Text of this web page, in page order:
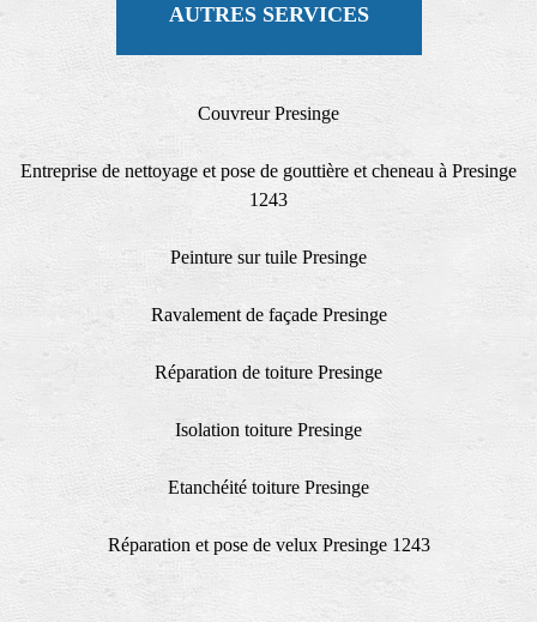
AUTRES SERVICES
Couvreur Presinge
Entreprise de nettoyage et pose de gouttière et cheneau à Presinge
1243
Peinture sur tuile Presinge
Ravalement de façade Presinge
Réparation de toiture Presinge
Isolation toiture Presinge
Etanchéité toiture Presinge
Réparation et pose de velux Presinge 1243